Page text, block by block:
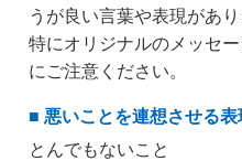
うが良い言葉や表現があり
特にオリジナルのメッセ
にご注意ください。
■ 悪いことを連想させる表
とんでもないこと